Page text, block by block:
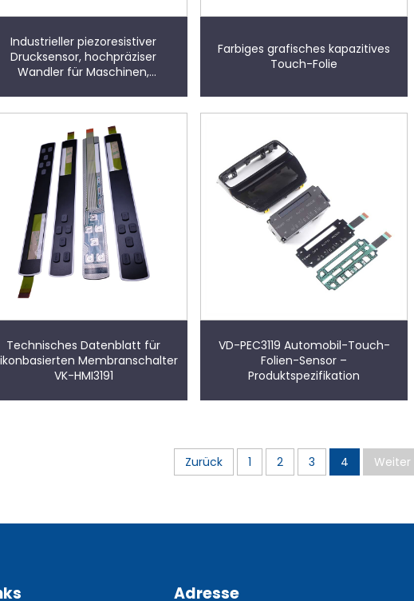
Industrieller piezoresistiver
Drucksensor, hochpräziser
Wandler für Maschinen,
Automatisierungsausrüstung
sowie industrielle Prüf- und
Überwachungsanwendungen
Farbiges grafisches kapazitives
Touch-Folie
Technisches Datenblatt für
Membranschalter
VK-HMI3191
VD-PEC3119 Automobil-Touch-
Folien-Sensor –
Produktspezifikation
Zurück 1 2 3 4 Weiter
Adresse